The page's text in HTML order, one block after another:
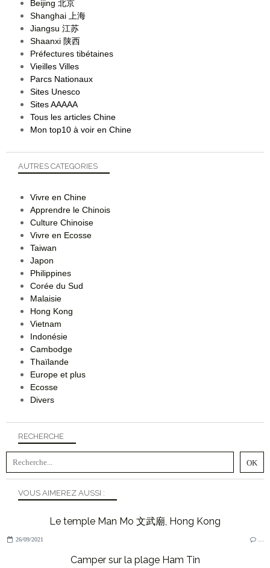
RECHERCHE
VOUS AIMEREZ AUSSI :
Le temple Man Mo 文武廟, Hong Kong
26/09/2021
Camper sur la plage Ham Tin
Beijing 北京
Shanghai 上海
Jiangsu 江苏
Shaanxi 陕西
Préfectures tibétaines
Vieilles Villes
Parcs Nationaux
Sites Unesco
Sites AAAAA
Tous les articles Chine
Mon top10 à voir en Chine
AUTRES CATEGORIES
Vivre en Chine
Apprendre le Chinois
Culture Chinoise
Vivre en Ecosse
Taiwan
Japon
Philippines
Corée du Sud
Malaisie
Hong Kong
Vietnam
Indonésie
Cambodge
Thaïlande
Europe et plus
Ecosse
Divers